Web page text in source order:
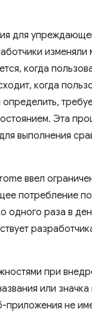
для
изменяли
когда
когда
Эта
выполнения
ввел
потребление
одного раза в
при
или
приложения не